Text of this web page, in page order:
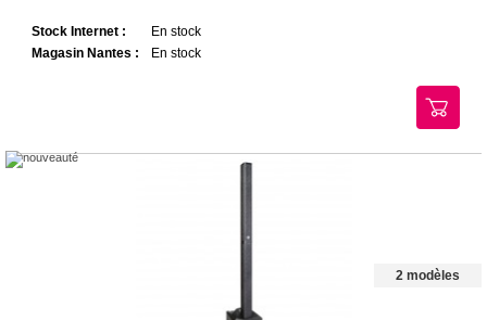
Stock Internet :
En stock
Magasin Nantes :
En stock
2 modèles